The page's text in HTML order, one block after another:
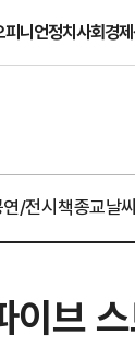
피니언정치사회경제
/전시책종교날
브